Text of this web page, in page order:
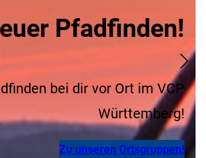
Pfadfinden!
bei dir vor Ort im VCP
Württemberg!
Zu unseren Ortsgruppen!